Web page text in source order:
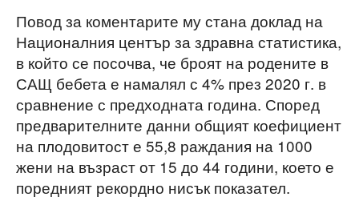
Повод за коментарите му стана доклад на
Националния център за здравна статистика,
в който се посочва, че броят на родените в
САЩ бебета е намалял с 4% през 2020 г. в
сравнение с предходната година. Според
предварителните данни общият коефициент
на плодовитост е 55,8 раждания на 1000
жени на възраст от 15 до 44 години, което е
поредният рекордно нисък показател.